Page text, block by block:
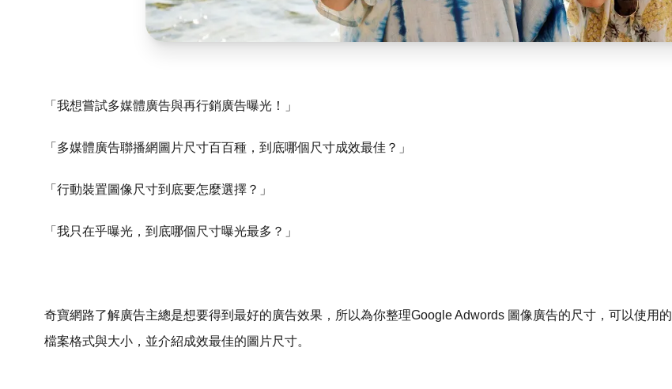
「我想嘗試多媒體廣告與再行銷廣告曝光！」
「多媒體廣告聯播網圖片尺寸百百種，到底哪個尺寸成效最佳？」
「行動裝置圖像尺寸到底要怎麼選擇？」
「我只在乎曝光，到底哪個尺寸曝光最多？」
奇寶網路了解廣告主總是想要得到最好的廣告效果，所以為你整理Google Adwords 圖像廣告的尺寸，可以使用的
檔案格式與大小，並介紹成效最佳的圖片尺寸。